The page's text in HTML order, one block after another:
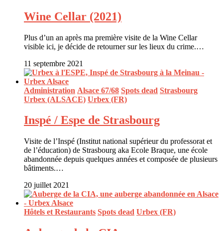
Wine Cellar (2021)
Plus d’un an après ma première visite de la Wine Cellar
visible ici, je décide de retourner sur les lieux du crime.…
11 septembre 2021
Administration Alsace 67/68 Spots dead Strasbourg
Urbex (ALSACE) Urbex (FR)
Inspé / Espe de Strasbourg
Visite de l’Inspé (Institut national supérieur du professorat et
de l’éducation) de Strasbourg aka Ecole Braque, une école
abandonnée depuis quelques années et composée de plusieurs
bâtiments.…
20 juillet 2021
Hôtels et Restaurants Spots dead Urbex (FR)